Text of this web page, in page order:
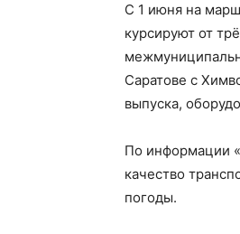
С 1 июня на
курсируют от
Саратове с
выпуска,
По информации
качество
погоды.